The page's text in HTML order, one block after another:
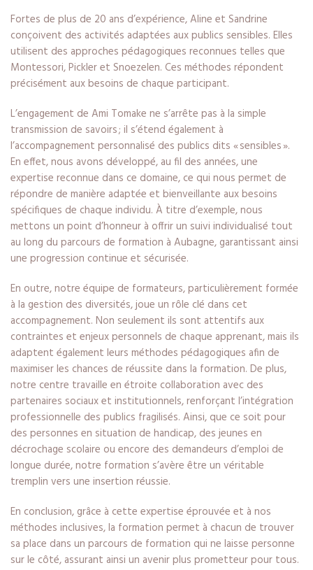
Fortes de plus de 20 ans d’expérience, Aline et Sandrine
conçoivent des activités adaptées aux publics sensibles. Elles
utilisent des approches pédagogiques reconnues telles que
Montessori, Pickler et Snoezelen. Ces méthodes répondent
précisément aux besoins de chaque participant.
L’engagement de Ami Tomake ne s’arrête pas à la simple
transmission de savoirs ; il s’étend également à
l’accompagnement personnalisé des publics dits « sensibles ».
En effet, nous avons développé, au fil des années, une
expertise reconnue dans ce domaine, ce qui nous permet de
répondre de manière adaptée et bienveillante aux besoins
spécifiques de chaque individu. À titre d’exemple, nous
mettons un point d’honneur à offrir un suivi individualisé tout
au long du parcours de formation à Aubagne, garantissant ainsi
une progression continue et sécurisée.
En outre, notre équipe de formateurs, particulièrement formée
à la gestion des diversités, joue un rôle clé dans cet
accompagnement. Non seulement ils sont attentifs aux
contraintes et enjeux personnels de chaque apprenant, mais ils
adaptent également leurs méthodes pédagogiques afin de
maximiser les chances de réussite dans la formation. De plus,
notre centre travaille en étroite collaboration avec des
partenaires sociaux et institutionnels, renforçant l’intégration
professionnelle des publics fragilisés. Ainsi, que ce soit pour
des personnes en situation de handicap, des jeunes en
décrochage scolaire ou encore des demandeurs d’emploi de
longue durée, notre formation s’avère être un véritable
tremplin vers une insertion réussie.
En conclusion, grâce à cette expertise éprouvée et à nos
méthodes inclusives, la formation permet à chacun de trouver
sa place dans un parcours de formation qui ne laisse personne
sur le côté, assurant ainsi un avenir plus prometteur pour tous.